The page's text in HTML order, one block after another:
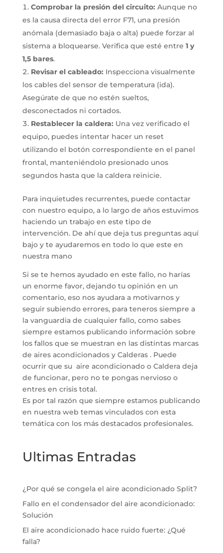
Comprobar la presión del circuito: Aunque no
es la causa directa del error F71, una presión
anómala (demasiado baja o alta) puede forzar al
sistema a bloquearse. Verifica que esté entre 1 y
1,5 bares.
Revisar el cableado: Inspecciona visualmente
los cables del sensor de temperatura (ida).
Asegúrate de que no estén sueltos,
desconectados ni cortados.
Restablecer la caldera: Una vez verificado el
equipo, puedes intentar hacer un reset
utilizando el botón correspondiente en el panel
frontal, manteniéndolo presionado unos
segundos hasta que la caldera reinicie.
Para inquietudes recurrentes, puede contactar
con nuestro equipo, a lo largo de años estuvimos
haciendo un trabajo en este tipo de
intervención. De ahí que deja tus preguntas aquí
bajo y te ayudaremos en todo lo que este en
nuestra mano
Si se te hemos ayudado en este fallo, no harías
un enorme favor, dejando tu opinión en un
comentario, eso nos ayudara a motivarnos y
seguir subiendo errores, para teneros siempre a
la vanguardia de cualquier fallo, como sabes
siempre estamos publicando información sobre
los fallos que se muestran en las distintas marcas
de aires acondicionados y Calderas . Puede
ocurrir que su aire acondicionado o Caldera deja
de funcionar, pero no te pongas nervioso o
entres en crisis total.
Es por tal razón que siempre estamos publicando
en nuestra web temas vinculados con esta
temática con los más destacados profesionales.
Ultimas Entradas
¿Por qué se congela el aire acondicionado Split?
Fallo en el condensador del aire acondicionado:
Solución
El aire acondicionado hace ruido fuerte: ¿Qué
falla?